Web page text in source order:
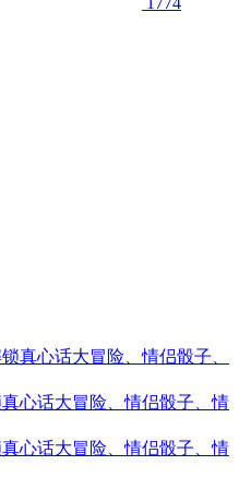
心话大冒险、情侣骰子、情
心话大冒险、情侣骰子、情